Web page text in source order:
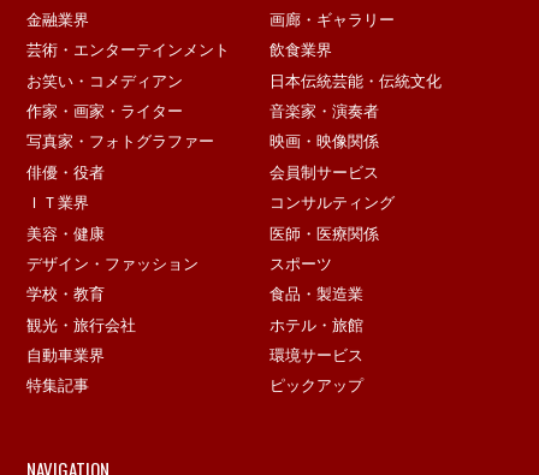
金融業界
画廊・ギャラリー
芸術・エンターテインメント
飲食業界
お笑い・コメディアン
日本伝統芸能・伝統文化
作家・画家・ライター
音楽家・演奏者
写真家・フォトグラファー
映画・映像関係
俳優・役者
会員制サービス
ＩＴ業界
コンサルティング
美容・健康
医師・医療関係
デザイン・ファッション
スポーツ
学校・教育
食品・製造業
観光・旅行会社
ホテル・旅館
自動車業界
環境サービス
特集記事
ピックアップ
NAVIGATION